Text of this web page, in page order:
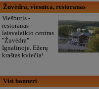
Žuvėdra, viesnīca, restoranas
Viešbutis -
restoranas -
laisvalaikio centras
"Žuvėdra"
Ignalinoje. Ežerų
kraštas kviečia!
Visi banneri